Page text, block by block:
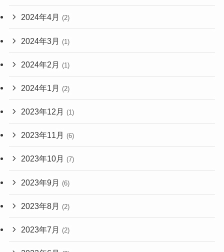
2024年4月 (2)
2024年3月 (1)
2024年2月 (1)
2024年1月 (2)
2023年12月 (1)
2023年11月 (6)
2023年10月 (7)
2023年9月 (6)
2023年8月 (2)
2023年7月 (2)